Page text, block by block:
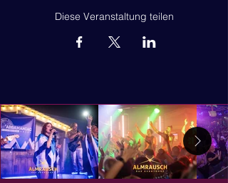
Diese Veranstaltung teilen